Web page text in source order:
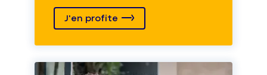
J'en profite